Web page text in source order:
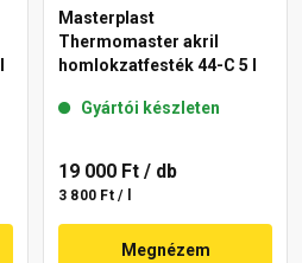
Masterplast
Thermomaster akril
homlokzatfesték 44-C 5 l
Gyártói készleten
19 000 Ft / db
3 800 Ft / l
Megnézem